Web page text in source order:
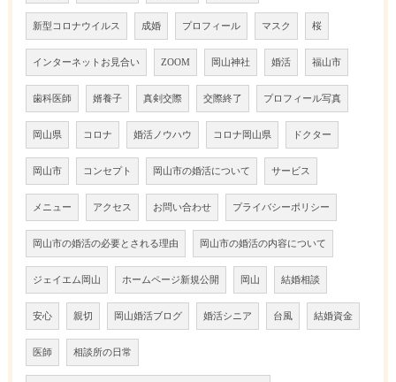
新型コロナウイルス 成婚 プロフィール マスク 桜
インターネットお見合い ZOOM 岡山神社 婚活 福山市
歯科医師 婿養子 真剣交際 交際終了 プロフィール写真
岡山県 コロナ 婚活ノウハウ コロナ岡山県 ドクター
岡山市 コンセプト 岡山市の婚活について サービス
メニュー アクセス お問い合わせ プライバシーポリシー
岡山市の婚活の必要とされる理由 岡山市の婚活の内容について
ジェイエム岡山 ホームページ新規公開 岡山 結婚相談
安心 親切 岡山婚活ブログ 婚活シニア 台風 結婚資金
医師 相談所の日常